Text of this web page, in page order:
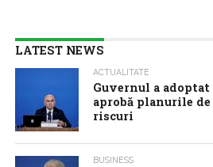
LATEST NEWS
ACTUALITATE
Guvernul a adoptat
aprobă planurile
riscuri
BUSINESS